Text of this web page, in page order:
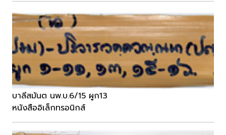
บาลีสมันต นพ.บ.6/15 ผูก13
หนังสืออิเล็กทรอนิกส์